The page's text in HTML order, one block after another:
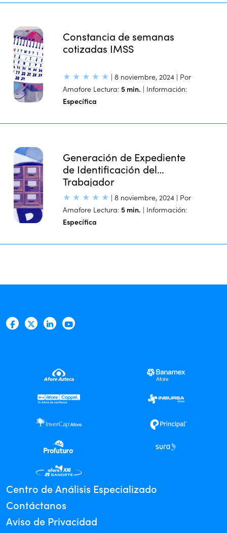
Constancia de semanas
cotizadas IMSS
★ ★ ★ ★ ★ | 8 noviembre, 2024 | Por
Amafore Lectura: 5 min. | Información:
Específica
Generación de Expediente
de Identificación del
Trabajador
★ ★ ★ ★ ★ | 8 noviembre, 2024 | Por
Amafore Lectura: 5 min. | Información:
Específica
Centro de Análisis Especializado
Contáctanos
Aviso de Privacidad